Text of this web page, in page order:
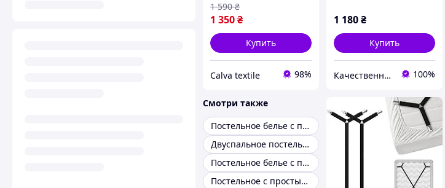
1 350₴
1 590 ₴
Купить
Calva textile 98%
1 180₴
Купить
Качественная постель 100%
Смотри также
Постельное белье с простыней на резинке
Двуспальное постельное белье с простынью на резинке
Постельное белье с простыней на резинке 140х200
Постельное с простынью на резинке